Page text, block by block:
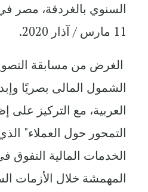
11 مارس / آذار 2020.
الغرض من مسابقة
الشمول المالى بصريًا
العربية، مع التركيز على
التمحور حول العملاء"
الخدمات المالية التفوق
المهمشة خلال الأزمات